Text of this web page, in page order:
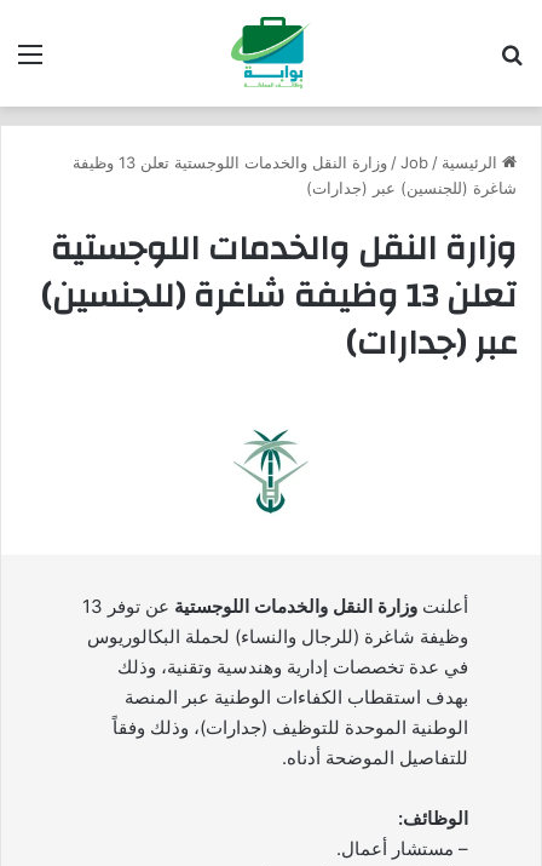
الرئيسية /
Job
/
وزارة النقل والخدمات اللوجستية تعلن 13 وظيفة
شاغرة (للجنسين) عبر (جدارات)
وزارة النقل والخدمات اللوجستية
تعلن 13 وظيفة شاغرة (للجنسين)
عبر (جدارات)
أعلنت وزارة النقل والخدمات اللوجستية
عن توفر 13
وظيفة شاغرة (للرجال والنساء) لحملة البكالوريوس
في عدة تخصصات إدارية وهندسية وتقنية، وذلك
بهدف استقطاب الكفاءات الوطنية عبر المنصة
الوطنية الموحدة للتوظيف (جدارات)، وذلك وفقاً
للتفاصيل الموضحة أدناه.
الوظائف:
– مستشار أعمال.